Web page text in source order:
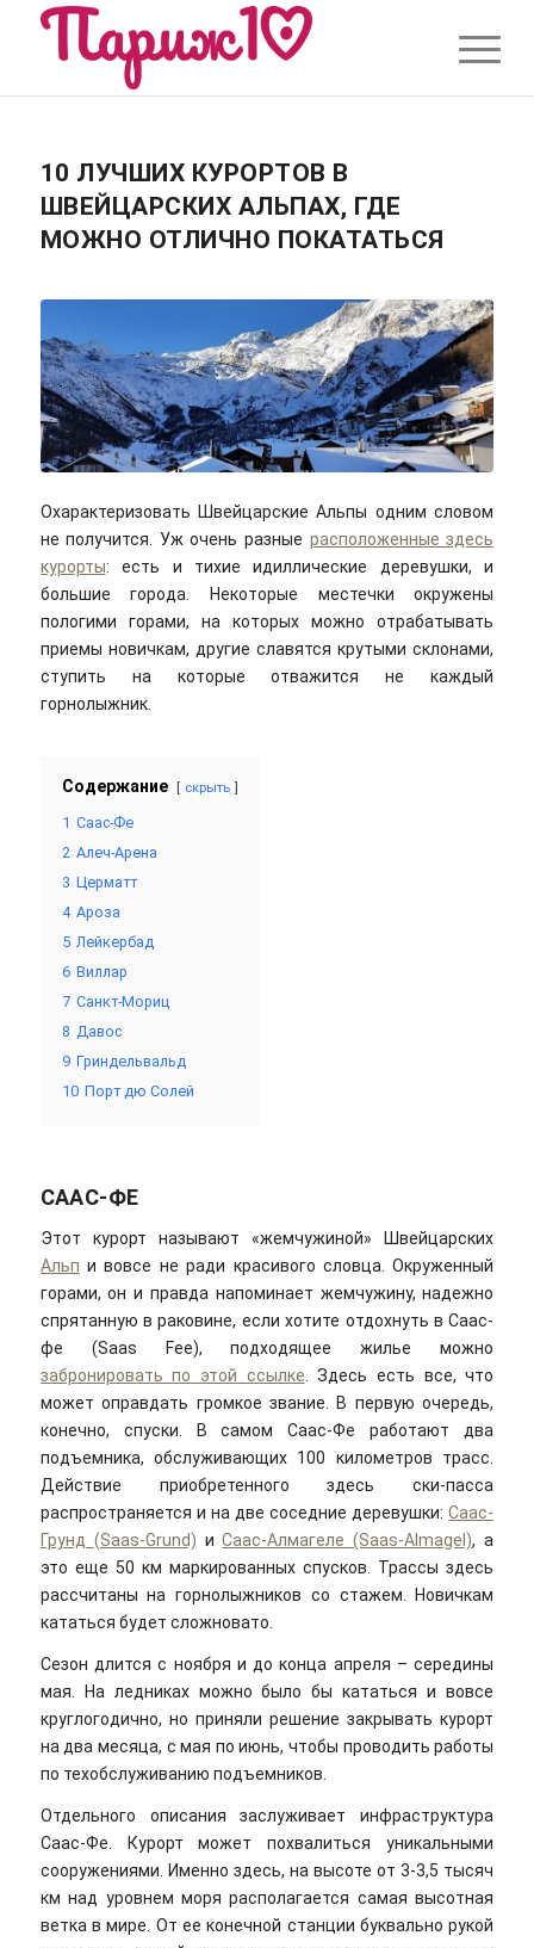
10 ЛУЧШИХ КУРОРТОВ В
ШВЕЙЦАРСКИХ АЛЬПАХ, ГДЕ
МОЖНО ОТЛИЧНО ПОКАТАТЬСЯ
Охарактеризовать Швейцарские Альпы одним словом
не получится. Уж очень разные расположенные здесь
курорты: есть и тихие идиллические деревушки, и
большие города. Некоторые местечки окружены
пологими горами, на которых можно отрабатывать
приемы новичкам, другие славятся крутыми склонами,
ступить на которые отважится не каждый
горнолыжник.
Содержание скрыть
1 Саас-Фе
2 Алеч-Арена
3 Церматт
4 Ароза
5 Лейкербад
6 Виллар
7 Санкт-Мориц
8 Давос
9 Гриндельвальд
10 Порт дю Солей
СААС-ФЕ
Этот курорт называют «жемчужиной» Швейцарских
Альп и вовсе не ради красивого словца. Окруженный
горами, он и правда напоминает жемчужину, надежно
спрятанную в раковине, если хотите отдохнуть в Саас-
фе (Saas Fee), подходящее жилье можно
забронировать по этой ссылке. Здесь есть все, что
может оправдать громкое звание. В первую очередь,
конечно, спуски. В самом Саас-Фе работают два
подъемника, обслуживающих 100 километров трасс.
Действие приобретенного здесь ски-пасса
распространяется и на две соседние деревушки:Саас-
Грунд (Saas-Grund) иСаас-Алмагеле (Saas-Almagel), а
это еще 50 км маркированных спусков. Трассы здесь
рассчитаны на горнолыжников со стажем. Новичкам
кататься будет сложновато.
Сезон длится с ноября и до конца апреля – середины
мая. На ледниках можно было бы кататься и вовсе
круглогодично, но приняли решение закрывать курорт
на два месяца, с мая по июнь, чтобы проводить работы
по техобслуживанию подъемников.
Отдельного описания заслуживает инфраструктура
Саас-Фе. Курорт может похвалиться уникальными
сооружениями. Именно здесь, на высоте от 3-3,5 тысяч
км над уровнем моря располагается самая высотная
ветка в мире. От ее конечной станции буквально рукой